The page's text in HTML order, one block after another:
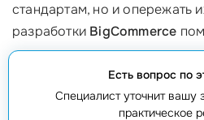
стандартам, но и опережать
разработки BigCommerce
находиться в постоянном
Легко адаптироваться к
новые технологиии изменения
Есть вопрос по
Специалист уточнит вашу
практическое